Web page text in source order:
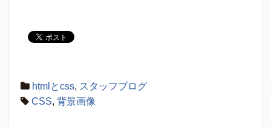
htmlとcss, スタッフブログ
CSS,背景画像